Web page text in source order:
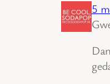
5